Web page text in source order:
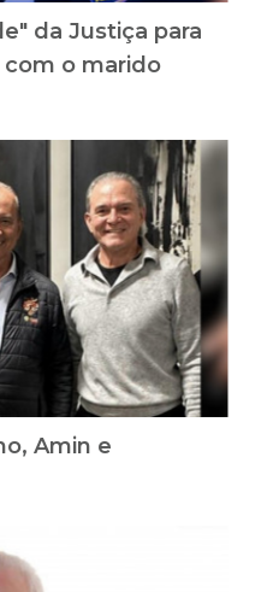
da Justiça para
o marido
Amin e